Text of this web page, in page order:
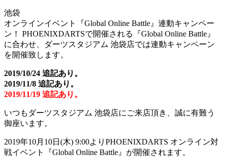
池袋
オンラインイベント『Global Online Battle』連動キャンペー
ン！
PHOENIXDARTSで開催される『Global Online Battle』
に合わせ、ダーツスタジアム 池袋店では連動キャンペーン
を開催致します。
2019/10/24 追記あり。
2019/11/8 追記あり。
2019/11/19 追記あり。
いつもダーツスタジアム 池袋店にご来店頂き、誠に有難う
御座います。
2019年10月10日(木) 9:00よりPHOENIXDARTS オンライン対
戦イベント『Global Online Battle』が開催されます。